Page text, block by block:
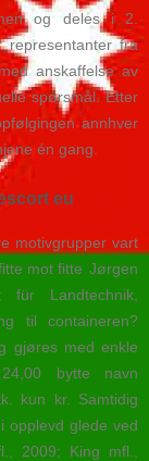
og deles i 2.
representanter fra
anskaffelse av
spørsmål. Etter
annhver
én gang.
eu
motivgrupper vart
Jørgen
für Landtechnik,
til containeren?
gjøres med enkle
bytte navn
kun kr. Samtidig
opplevd glede ved
2009; King mfl.,